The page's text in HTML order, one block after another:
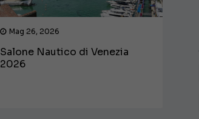
Mag 26, 2026
Salone Nautico di Venezia
2026